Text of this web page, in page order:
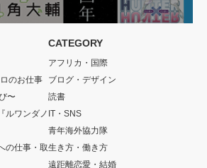
のお仕事
〜
ルワンダノ
の仕事・取
CATEGORY
アフリカ・国際
ブログ・デザイン
読書
IT・SNS
青年海外協力隊
生き方・働き方
遠距離恋愛・結婚